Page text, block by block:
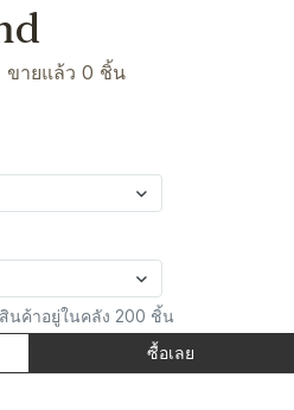
ขายแล้ว 0 ชิ้น
นค้าอยู่ในคลัง 200 ชิ้น
ซื้อเลย